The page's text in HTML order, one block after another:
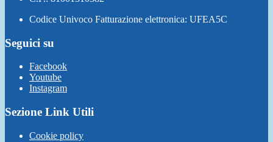
Codice Univoco Fatturazione elettronica: UFEA5C
Seguici su
Facebook
Youtube
Instagram
Sezione Link Utili
Cookie policy